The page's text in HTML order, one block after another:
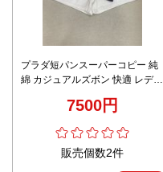
プラダ短パンスーパーコピー 純
綿 カジュアルズボン 快適 レディ
7500円
販売個数2件